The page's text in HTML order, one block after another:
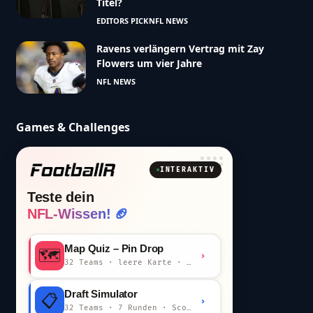
EDITORS PICKNFL NEWS
Ravens verlängern Vertrag mit Zay
Flowers um vier Jahre
NFL NEWS
Games & Challenges
INTERAKTIV
Teste dein
NFL-Wissen! 🏈
🗺️ Map Quiz – Pin Drop
32 Teams · leere Karte · km-Wertung
›
📋 Draft Simulator
32 Teams · 7 Runden · Scout-Kommentar
›